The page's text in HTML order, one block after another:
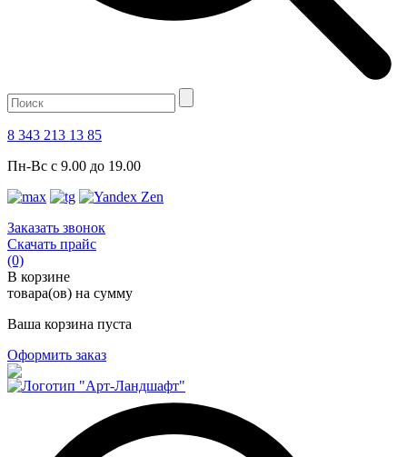
8 343 213 13 85
Пн-Вс с 9.00 до 19.00
Заказать звонок
Скачать прайс
(0)
В корзине
товара(ов) на сумму
Ваша корзина пуста
Оформить заказ